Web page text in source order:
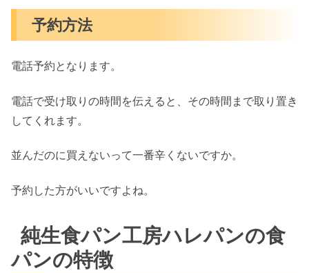
予約方法
電話予約となります。
電話で受け取りの時間を伝えると、その時間まで取り置き
してくれます。
並んだのに買えないって一番辛くないですか。
予約した方がいいですよね。
純生食パン工房ハレパンの食
パンの特徴